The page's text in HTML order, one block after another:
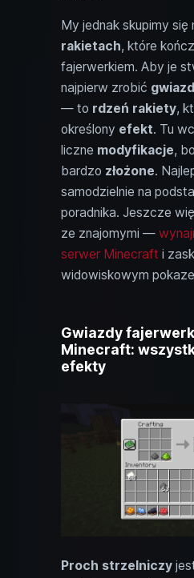
My jednak skupimy się
rakietach, które
fajerwerkiem. Aby je
najpierw zrobić
— to rdzeń rakiety,
określony efekt. Tu
liczne modyfikacje,
bardzo złożone.
samodzielnie na
poradnika. Jeszcze
ze znajomymi —
serwer Minecraft i
widowiskowym
Gwiazdy
Minecraft:
efekty
Proch strzelniczy